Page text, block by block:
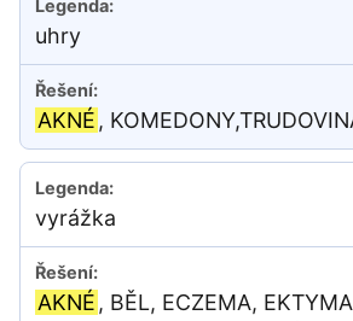
uhry
AKNÉ,
vyrážka
AKNÉ, BĚL, ECZEMA,